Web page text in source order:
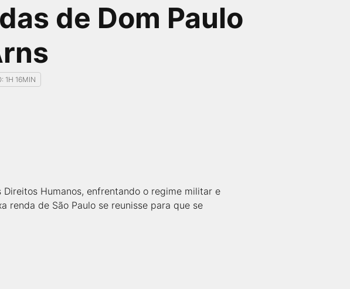
de Dom Paulo
1H 16MIN
Humanos, enfrentando o regime militar e
renda de São Paulo se reunisse para que se